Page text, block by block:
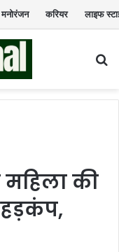
मनोरंजन करियर लाइफ
की